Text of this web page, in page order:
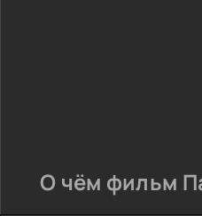
О чём фильм